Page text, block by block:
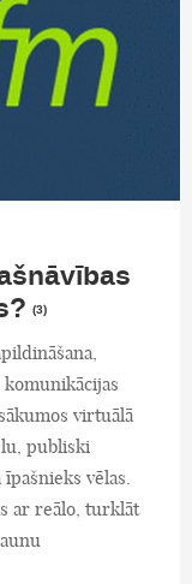
(3)
virtuālā
publiski
vēlas.
ar reālo, turklāt